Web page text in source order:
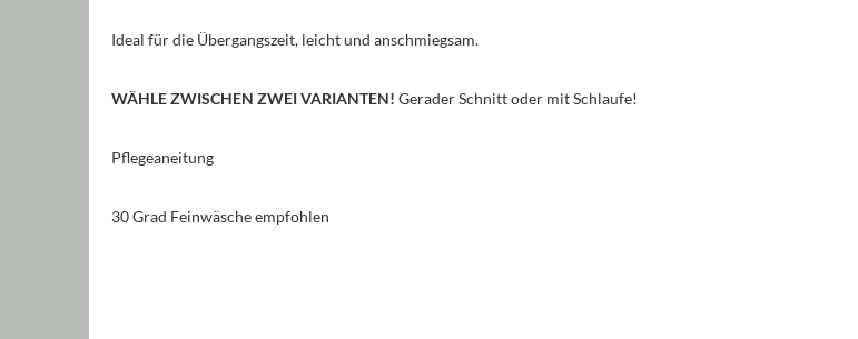
Ideal für die Übergangszeit, leicht und anschmiegsam.
WÄHLE ZWISCHEN ZWEI VARIANTEN! Gerader Schnitt oder mit Schlaufe!
Pflegeaneitung
30 Grad Feinwäsche empfohlen